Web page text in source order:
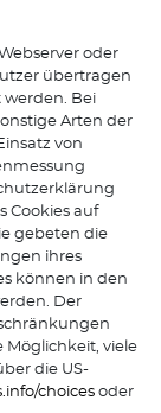
oder
übertragen
Bei
Arten der
von
Cookies auf
gebeten die
ihres
können in den
Der
Möglichkeit, viele
die US-
choices oder